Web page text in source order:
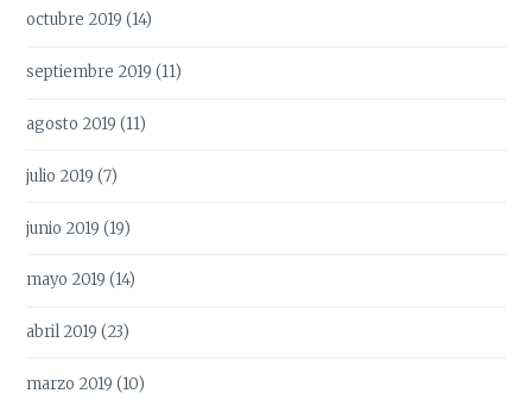
octubre 2019 (14)
septiembre 2019 (11)
agosto 2019 (11)
julio 2019 (7)
junio 2019 (19)
mayo 2019 (14)
abril 2019 (23)
marzo 2019 (10)